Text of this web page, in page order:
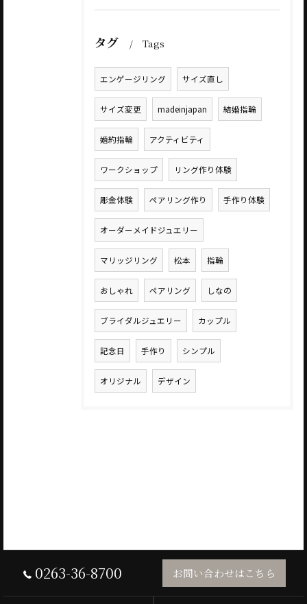
タグ Tags
エンゲージリング サイズ直し
サイズ変更 madeinjapan 結婚指輪
婚約指輪 アクティビティ
ワークショップ リング作り体験
彫金体験 ペアリング作り 手作り体験
オーダーメイドジュエリー
マリッジリング 松本 指輪
おしゃれ ペアリング しなの
ブライダルジュエリー カップル
記念日 手作り シンプル
オリジナル デザイン
0263-36-8700 お問い合わせはこちら